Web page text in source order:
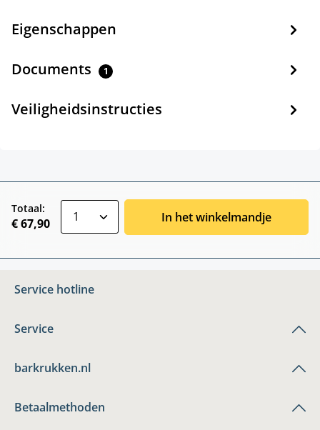
Eigenschappen
Documents 1
Veiligheidsinstructies
Totaal:
€ 67,90 In het winkelmandje
Service hotline
Service
barkrukken.nl
Betaalmethoden